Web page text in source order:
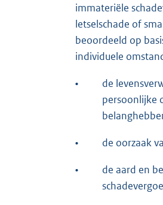
immateriële
letselschade of
beoordeeld op
individuele
•
de
persoonlijke
• de oorzaak
•
de aard en